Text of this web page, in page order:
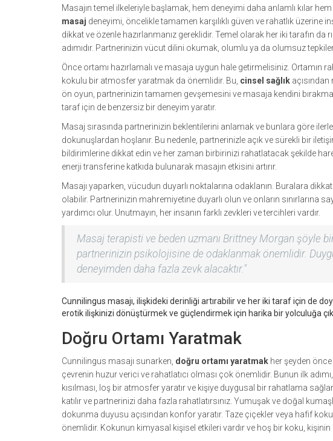
Masajın temel ilkeleriyle başlamak, hem deneyimi daha anlamlı kılar
masaj deneyimi, öncelikle tamamen karşılıklı güven ve rahatlık üzerine
dikkat ve özenle hazırlanmanız gereklidir. Temel olarak her iki tarafın da
adımıdır. Partnerinizin vücut dilini okumak, olumlu ya da olumsuz
Önce ortamı hazırlamalı ve masaja uygun hale getirmelisiniz. Ortamın
kokulu bir atmosfer yaratmak da önemlidir. Bu, cinsel sağlık
ön oyun, partnerinizin tamamen gevşemesini ve masaja kendini
taraf için de benzersiz bir deneyim yaratır.
Masaj sırasında partnerinizin beklentilerini anlamak ve bunlara göre
dokunuşlardan hoşlanır. Bu nedenle, partnerinizle açık ve sürekli bir
bildirimlerine dikkat edin ve her zaman birbirinizi rahatlatacak şekilde
enerji transferine katkıda bulunarak masajın etkisini artırır.
Masajı yaparken, vücudun duyarlı noktalarına odaklanın. Buralara
olabilir. Partnerinizin mahremiyetine duyarlı olun ve onların sınırlarına
yardımcı olur. Unutmayın, her insanın farklı zevkleri ve tercihleri vardır.
Masaj terapisti ve beden uzmanı Brittney Morgan şöyle
partnerinizin psikolojisine de odaklanmak önemlidir.
deneyimden daha fazla zevk alacaktır."
Cunnilingus masajı, ilişkideki derinliği artırabilir ve her iki taraf için de
erotik ilişkinizi dönüştürmek ve güçlendirmek için harika bir yolculuğa
Doğru Ortamı Yaratmak
Cunnilingus masajı sunarken, doğru ortamı yaratmak her şeyden
çevrenin huzur verici ve rahatlatıcı olması çok önemlidir. Bunun ilk
kısılması, loş bir atmosfer yaratır ve kişiye duygusal bir rahatlama
katılır ve partnerinizi daha fazla rahatlatırsınız. Yumuşak ve doğal
dokunma duyusu açısından konfor yaratır. Taze çiçekler veya hafif
önemlidir. Kokunun kimyasal kişisel etkileri vardır ve hoş bir koku,